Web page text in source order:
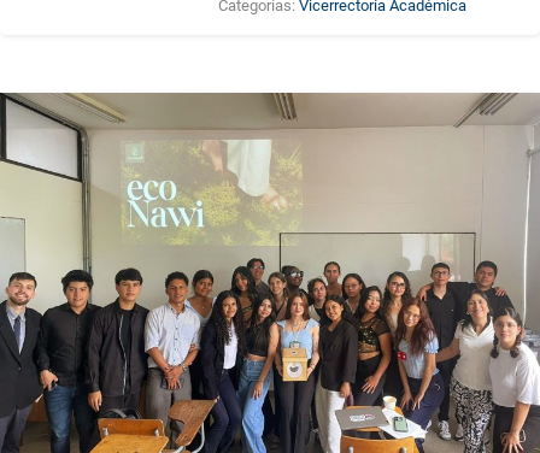
Categorías:Vicerrectoría Académica